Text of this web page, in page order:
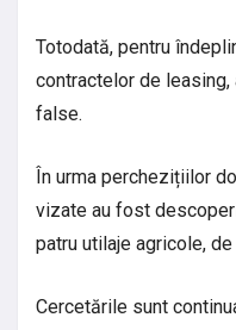
Totodată, pentru
contractelor de
false.
În urma perchezițiilor
vizate au fost
patru utilaje agricole,
Cercetările sunt